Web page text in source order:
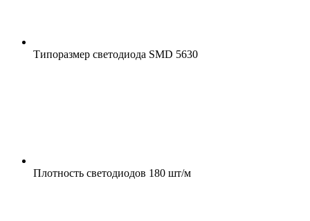
Типоразмер светодиода SMD 5630
Плотность светодиодов 180 шт/м